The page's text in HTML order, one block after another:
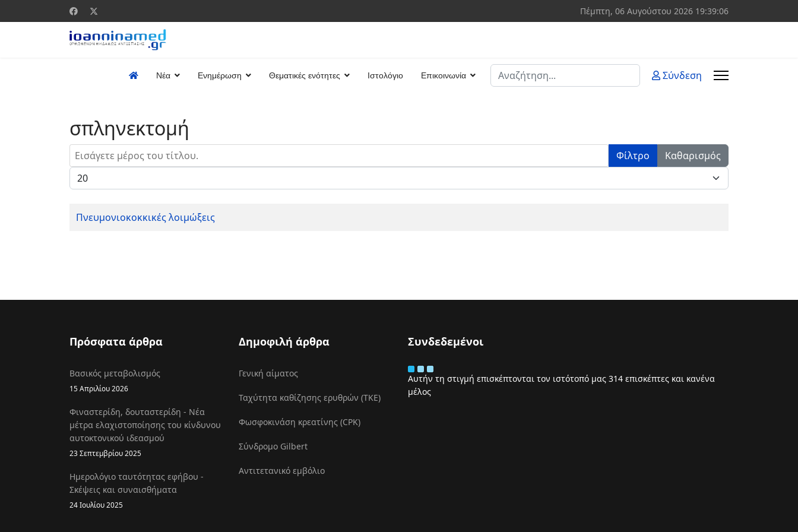
Πέμπτη, 06 Αυγούστου 2026 19:39:06
Νέα Ενημέρωση Θεματικές ενότητες Ιστολόγιο Επικοινωνία
Αναζήτηση
Σύνδεση
σπληνεκτομή
Εισάγετε μέρος του τίτλου. Φίλτρο
Καθαρισμός
Εμφάνιση #
Πνευμονιοκοκκικές λοιμώξεις
Πρόσφατα άρθρα
Βασικός μεταβολισμός
15 Απριλίου 2026
Φιναστερίδη, δουταστερίδη - Νέα
μέτρα ελαχιστοποίησης του κίνδυνου
αυτοκτονικού ιδεασμού
23 Σεπτεμβρίου 2025
Ημερολόγιο ταυτότητας εφήβου -
Σκέψεις και συναισθήματα
24 Ιουλίου 2025
Δημοφιλή άρθρα
Γενική αίματος
Ταχύτητα καθίζησης ερυθρών (ΤΚΕ)
Φωσφοκινάση κρεατίνης (CPK)
Σύνδρομο Gilbert
Αντιτετανικό εμβόλιο
Συνδεδεμένοι
Αυτήν τη στιγμή επισκέπτονται τον ιστότοπό μας 314 επισκέπτες και κανένα
μέλος